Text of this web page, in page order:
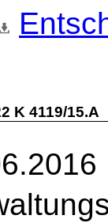
K 4119/15.A